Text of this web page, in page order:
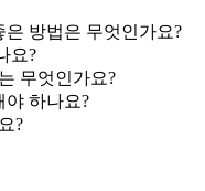
방법은 무엇인가요?
요?
무엇인가요?
야 하나요?
?